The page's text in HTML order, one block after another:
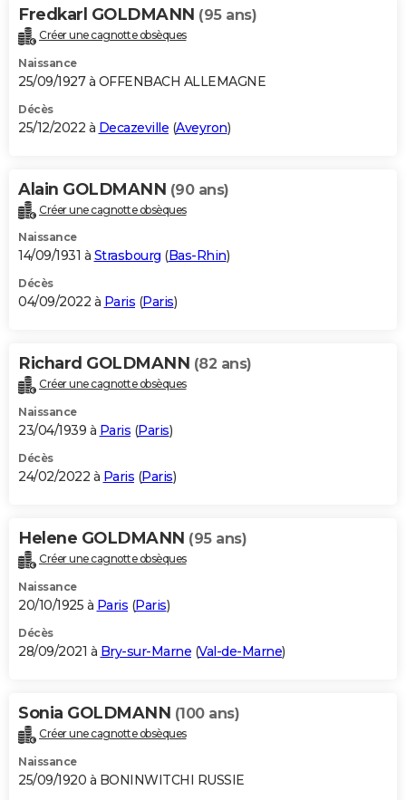
Fredkarl GOLDMANN (95 ans)
Créer une cagnotte obsèques
Naissance
25/09/1927 à OFFENBACH ALLEMAGNE
Décès
25/12/2022 à Decazeville (Aveyron)
Alain GOLDMANN (90 ans)
Créer une cagnotte obsèques
Naissance
14/09/1931 à Strasbourg (Bas-Rhin)
Décès
04/09/2022 à Paris (Paris)
Richard GOLDMANN (82 ans)
Créer une cagnotte obsèques
Naissance
23/04/1939 à Paris (Paris)
Décès
24/02/2022 à Paris (Paris)
Helene GOLDMANN (95 ans)
Créer une cagnotte obsèques
Naissance
20/10/1925 à Paris (Paris)
Décès
28/09/2021 à Bry-sur-Marne (Val-de-Marne)
Sonia GOLDMANN (100 ans)
Créer une cagnotte obsèques
Naissance
25/09/1920 à BONINWITCHI RUSSIE